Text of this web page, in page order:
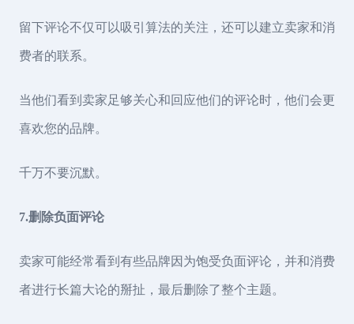
留下评论不仅可以吸引算法的关注，还可以建立卖家和消
费者的联系。
当他们看到卖家足够关心和回应他们的评论时，他们会更
喜欢您的品牌。
千万不要沉默。
7.删除负面评论
卖家可能经常看到有些品牌因为饱受负面评论，并和消费
者进行长篇大论的掰扯，最后删除了整个主题。